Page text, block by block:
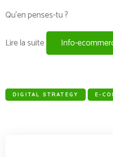
Qu’en penses-tu ?
Lire la suite Info-
DIGITAL STRATEGY E-